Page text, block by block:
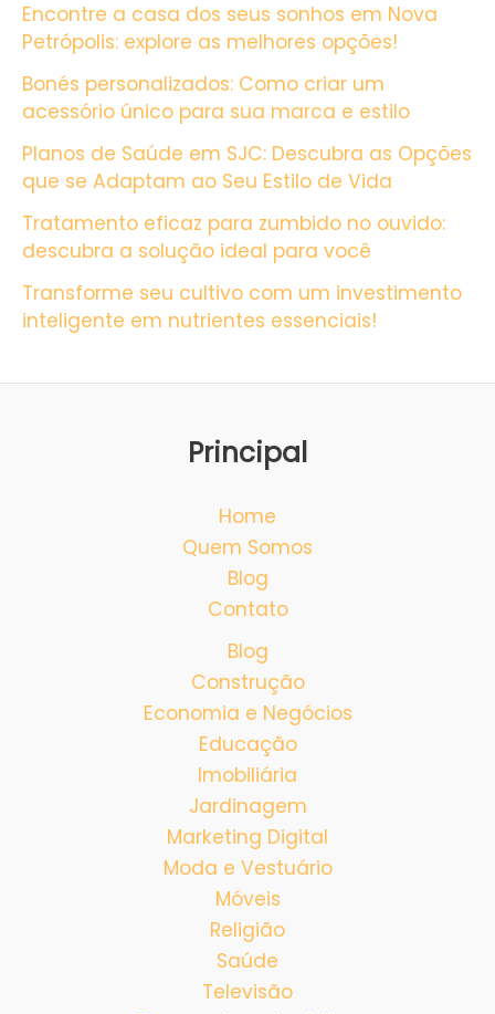
Encontre a casa dos seus sonhos em Nova
Petrópolis: explore as melhores opções!
Bonés personalizados: Como criar um
acessório único para sua marca e estilo
Planos de Saúde em SJC: Descubra as Opções
que se Adaptam ao Seu Estilo de Vida
Tratamento eficaz para zumbido no ouvido:
descubra a solução ideal para você
Transforme seu cultivo com um investimento
inteligente em nutrientes essenciais!
Principal
Home
Quem Somos
Blog
Contato
Blog
Construção
Economia e Negócios
Educação
Imobiliária
Jardinagem
Marketing Digital
Moda e Vestuário
Móveis
Religião
Saúde
Televisão